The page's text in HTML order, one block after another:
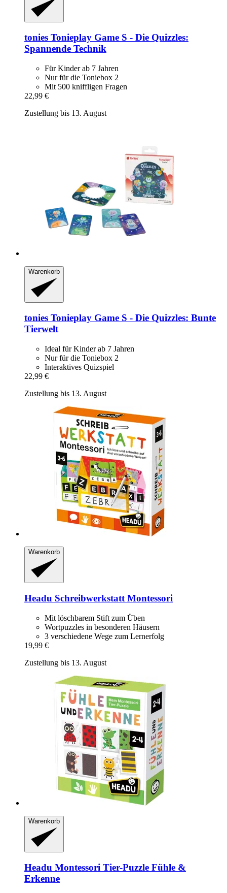
tonies Tonieplay Game S -​ Die Quizzles:
Spannende Technik
Für Kinder ab 7 Jahren
Nur für die Toniebox 2
Mit 500 kniffligen Fragen
22,99 €
Zustellung bis 13. August
Warenkorb
tonies Tonieplay Game S -​ Die Quizzles: Bunte
Tierwelt
Ideal für Kinder ab 7 Jahren
Nur für die Toniebox 2
Interaktives Quizspiel
22,99 €
Zustellung bis 13. August
Warenkorb
Headu Schreibwerkstatt Montessori
Mit löschbarem Stift zum Üben
Wortpuzzles in besonderen Häusern
3 verschiedene Wege zum Lernerfolg
19,99 €
Zustellung bis 13. August
Warenkorb
Headu Montessori Tier-​Puzzle Fühle &
Erkenne